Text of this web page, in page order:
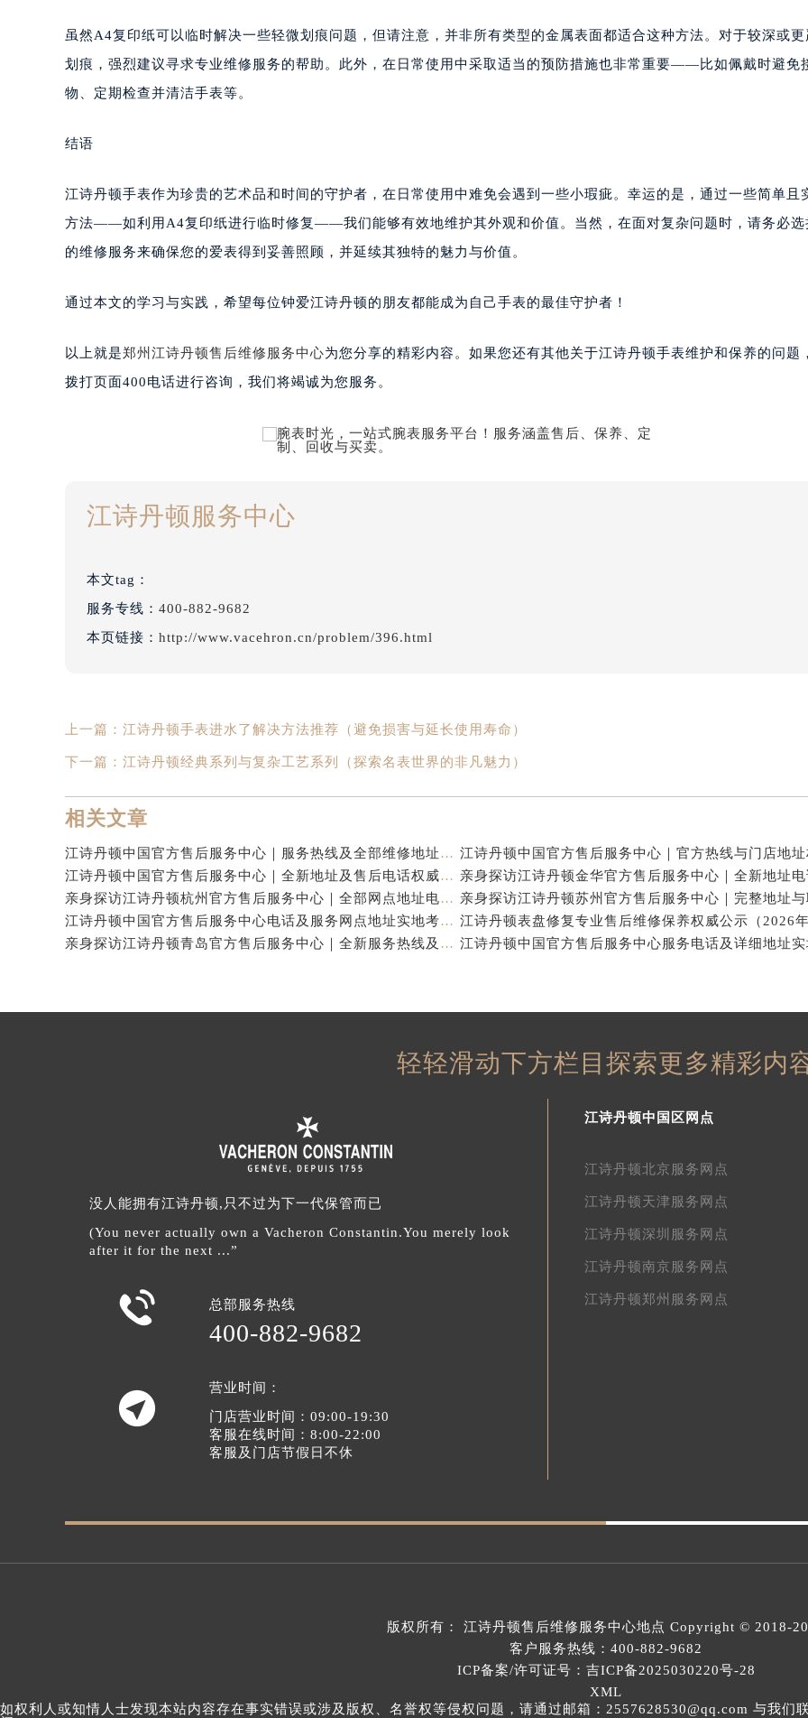
虽然A4复印纸可以临时解决一些轻微划痕问题，但请注意，并非所有类型的金属表面都适合这种方法。对于较深或更
划痕，强烈建议寻求专业维修服务的帮助。此外，在日常使用中采取适当的预防措施也非常重要——比如佩戴时避免
物、定期检查并清洁手表等。
结语
江诗丹顿手表作为珍贵的艺术品和时间的守护者，在日常使用中难免会遇到一些小瑕疵。幸运的是，通过一些简单且
方法——如利用A4复印纸进行临时修复——我们能够有效地维护其外观和价值。当然，在面对复杂问题时，请务必选
的维修服务来确保您的爱表得到妥善照顾，并延续其独特的魅力与价值。
通过本文的学习与实践，希望每位钟爱江诗丹顿的朋友都能成为自己手表的最佳守护者！
以上就是郑州江诗丹顿售后维修服务中心为您分享的精彩内容。如果您还有其他关于江诗丹顿手表维护和保养的问题
拨打页面400电话进行咨询，我们将竭诚为您服务。
江诗丹顿服务中心
本文tag：
服务专线： 400-882-9682
本页链接： http://www.vacehron.cn/problem/396.html
上一篇： 江诗丹顿手表进水了解决方法推荐（避免损害与延长使用寿命）
下一篇： 江诗丹顿经典系列与复杂工艺系列（探索名表世界的非凡魅力）
相关文章
江诗丹顿中国官方售后服务中心｜服务热线及全部维修地址权威信息通告（2026年7月最新）
江诗丹顿中国官方售后服务中心｜全新地址及售后电话权威信息通告（2026年7月最新）
亲身探访江诗丹顿杭州官方售后服务中心｜全部网点地址电话（2026年7月最新）
江诗丹顿中国官方售后服务中心电话及服务网点地址实地考察报告_多信源验证（2026年7月最新）
亲身探访江诗丹顿青岛官方售后服务中心｜全新服务热线及门店地址（2026年7月最新）
轻轻滑动下方栏目探索更多精彩内
没人能拥有江诗丹顿,只不过为下一代保管而已
(You never actually own a Vacheron Constantin.You merely look
after it for the next ...”
 总部服务热线
400-882-9682

营业时间：
门店营业时间：09:00-19:30
客服在线时间：8:00-22:00
客服及门店节假日不休
江诗丹顿中国区网点
江诗丹顿北京服务网点
江诗丹顿天津服务网点
江诗丹顿深圳服务网点
江诗丹顿南京服务网点
江诗丹顿郑州服务网点
版权所有： 江诗丹顿售后维修服务中心地点 Copyright © 2018-
客户服务热线： 400-882-9682
ICP备案/许可证号：吉ICP备2025030220号-28
XML
如权利人或知情人士发现本站内容存在事实错误或涉及版权、名誉权等侵权问题，请通过邮箱：2557628530@qq.com 与我们